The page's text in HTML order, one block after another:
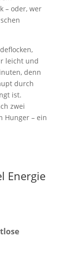
– oder, wer
leicht und
denn
durch
ist.
zwei
Hunger – ein
Energie